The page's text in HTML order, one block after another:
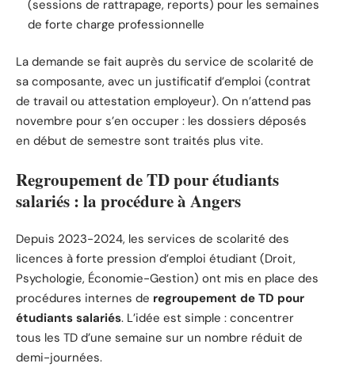
(sessions de rattrapage, reports) pour les semaines
de forte charge professionnelle
La demande se fait auprès du service de scolarité de
sa composante, avec un justificatif d’emploi (contrat
de travail ou attestation employeur). On n’attend pas
novembre pour s’en occuper : les dossiers déposés
en début de semestre sont traités plus vite.
Regroupement de TD pour étudiants
salariés : la procédure à Angers
Depuis 2023-2024, les services de scolarité des
licences à forte pression d’emploi étudiant (Droit,
Psychologie, Économie-Gestion) ont mis en place des
procédures internes de regroupement de TD pour
étudiants salariés. L’idée est simple : concentrer
tous les TD d’une semaine sur un nombre réduit de
demi-journées.